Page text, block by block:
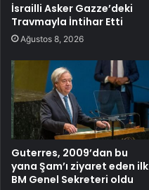
İsrailli Asker Gazze’deki
Travmayla İntihar Etti
Ağustos 8, 2026
Guterres, 2009’dan bu
yana Şam’ı ziyaret eden ilk
BM Genel Sekreteri oldu